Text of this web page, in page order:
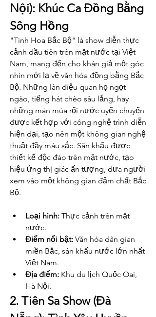
Nội): Khúc Ca Đồng Bằng
Sông Hồng
"Tinh Hoa Bắc Bộ" là show diễn thực
cảnh đầu tiên trên mặt nước tại Việt
Nam, mang đến cho khán giả một góc
nhìn mới lạ về văn hóa đồng bằng Bắc
Bộ. Những làn điệu quan họ ngọt
ngào, tiếng hát chèo sâu lắng, hay
những màn múa rối nước uyển chuyển
được kết hợp với công nghệ trình diễn
hiện đại, tạo nên một không gian nghệ
thuật đầy màu sắc. Sân khấu được
thiết kế độc đáo trên mặt nước, tạo
hiệu ứng thị giác ấn tượng, đưa người
xem vào một không gian đậm chất Bắc
Bộ.
Loại hình: Thực cảnh trên mặt
nước.
Điểm nổi bật: Văn hóa dân gian
miền Bắc, sân khấu nước lớn nhất
Việt Nam.
Địa điểm: Khu du lịch Quốc Oai,
Hà Nội.
2. Tiên Sa Show (Đà